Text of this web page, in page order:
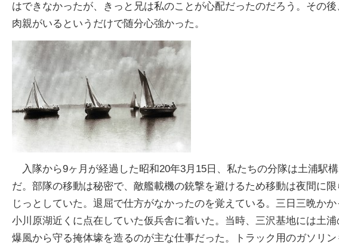
はできなかったが、きっと兄は私のことが心配だったのだろう。その
肉親がいるというだけで随分心強かった。
入隊から9ヶ月が経過した昭和20年3月15日、私たちの分隊は土浦駅
だ。部隊の移動は秘密で、敵艦載機の銃撃を避けるため移動は夜間に
じっとしていた。退屈で仕方がなかったのを覚えている。三日三晩か
小川原湖近くに点在していた仮兵舎に着いた。当時、三沢基地には土
爆風から守る掩体壕を造るのが主な仕事だった。トラック用のガソリ